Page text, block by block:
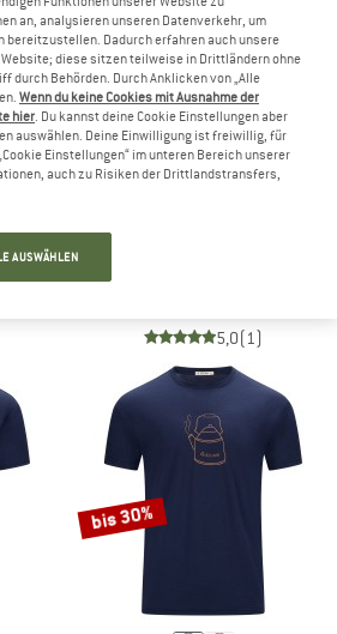
Tee
bis 25%
5,0(1)
bis 30%
an, analysieren unseren Datenverkehr, um
bereitzustellen. Dadurch erfahren auch unsere
diese sitzen teilweise in Drittländern ohne
durch Behörden. Durch Anklicken von „Alle
Wenn du keine Cookies mit Ausnahme der
hier. Du kannst deine Cookie Einstellungen aber
auswählen. Deine Einwilligung ist freiwillig, für
Einstellungen“ im unteren Bereich unserer
auch zu Risiken der Drittlandstransfers,
AUSWÄHLEN